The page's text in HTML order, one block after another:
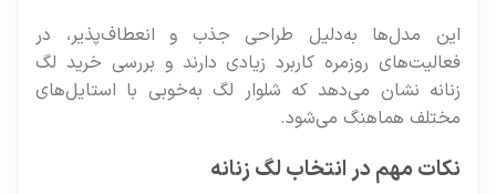
این مدل‌ها به‌دلیل طراحی جذب و انعطاف‌پذیر، در
فعالیت‌های روزمره کاربرد زیادی دارند و بررسی خرید لگ
زنانه نشان می‌دهد که شلوار لگ به‌خوبی با استایل‌های
مختلف هماهنگ می‌شود.
نکات مهم در انتخاب لگ زنانه